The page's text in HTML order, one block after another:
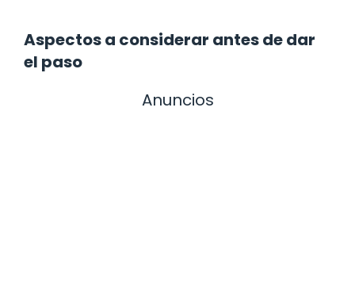
Aspectos a considerar antes de dar
el paso
Anuncios